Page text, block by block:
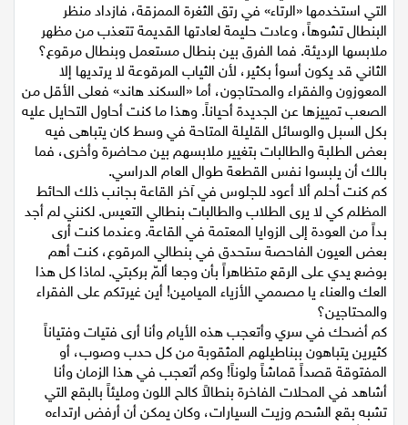
الرقع على الراقع في حالتي المستعصية، حيث أخفقت الخيطان
التي استخدمها «الرتاء» في رتق الثغرة الممزقة، فازداد منظر
البنطال تشوهاً، وعادت حليمة لعادتها القديمة تتعذب من مظهر
ملابسها الرديئة. فما الفرق بين بنطال مستعمل وبنطال مرقوع؟
الثاني قد يكون أسوأ بكثير، لأن الثياب المرقوعة لا يرتديها إلا
المعوزون والفقراء والمحتاجون، أما «السكند هاند» فعلى الأقل من
الصعب تمييزها عن الجديدة أحياناً. وهذا ما كنت أحاول التحايل عليه
بكل السبل والوسائل القليلة المتاحة في وسط كان يتباهى فيه
بعض الطلبة والطالبات بتغيير ملابسهم بين محاضرة وأخرى، فما
بالك أن يلبسوا نفس القطعة طوال العام الدراسي.
كم كنت أحلم ألا أعود للجلوس في آخر القاعة بجانب ذلك الحائط
المظلم كي لا يرى الطلاب والطالبات بنطالي التعيس. لكنني لم أجد
بداً من العودة إلى الزوايا المعتمة في القاعة. وعندما كنت أرى
بعض العيون الفاحصة ستحدق في بنطالي المرقوع، كنت أهم
بوضع يدي على الرقع متظاهراً بأن وجعا ألمّ بركبتي. لماذا كل هذا
العك والعناء يا مصممي الأزياء الميامين! أين غيرتكم على الفقراء
والمحتاجين؟
كم أضحك في سري وأتعجب هذه الأيام وأنا أرى فتيات وفتياناً
كثيرين يتباهون ببناطيلهم المثقوبة من كل حدب وصوب، أو
المفتوقة قصداً قماشاً ولوناً! وكم أتعجب في هذا الزمان وأنا
أشاهد في المحلات الفاخرة بنطالاً كالح اللون ومليئاً بالبقع التي